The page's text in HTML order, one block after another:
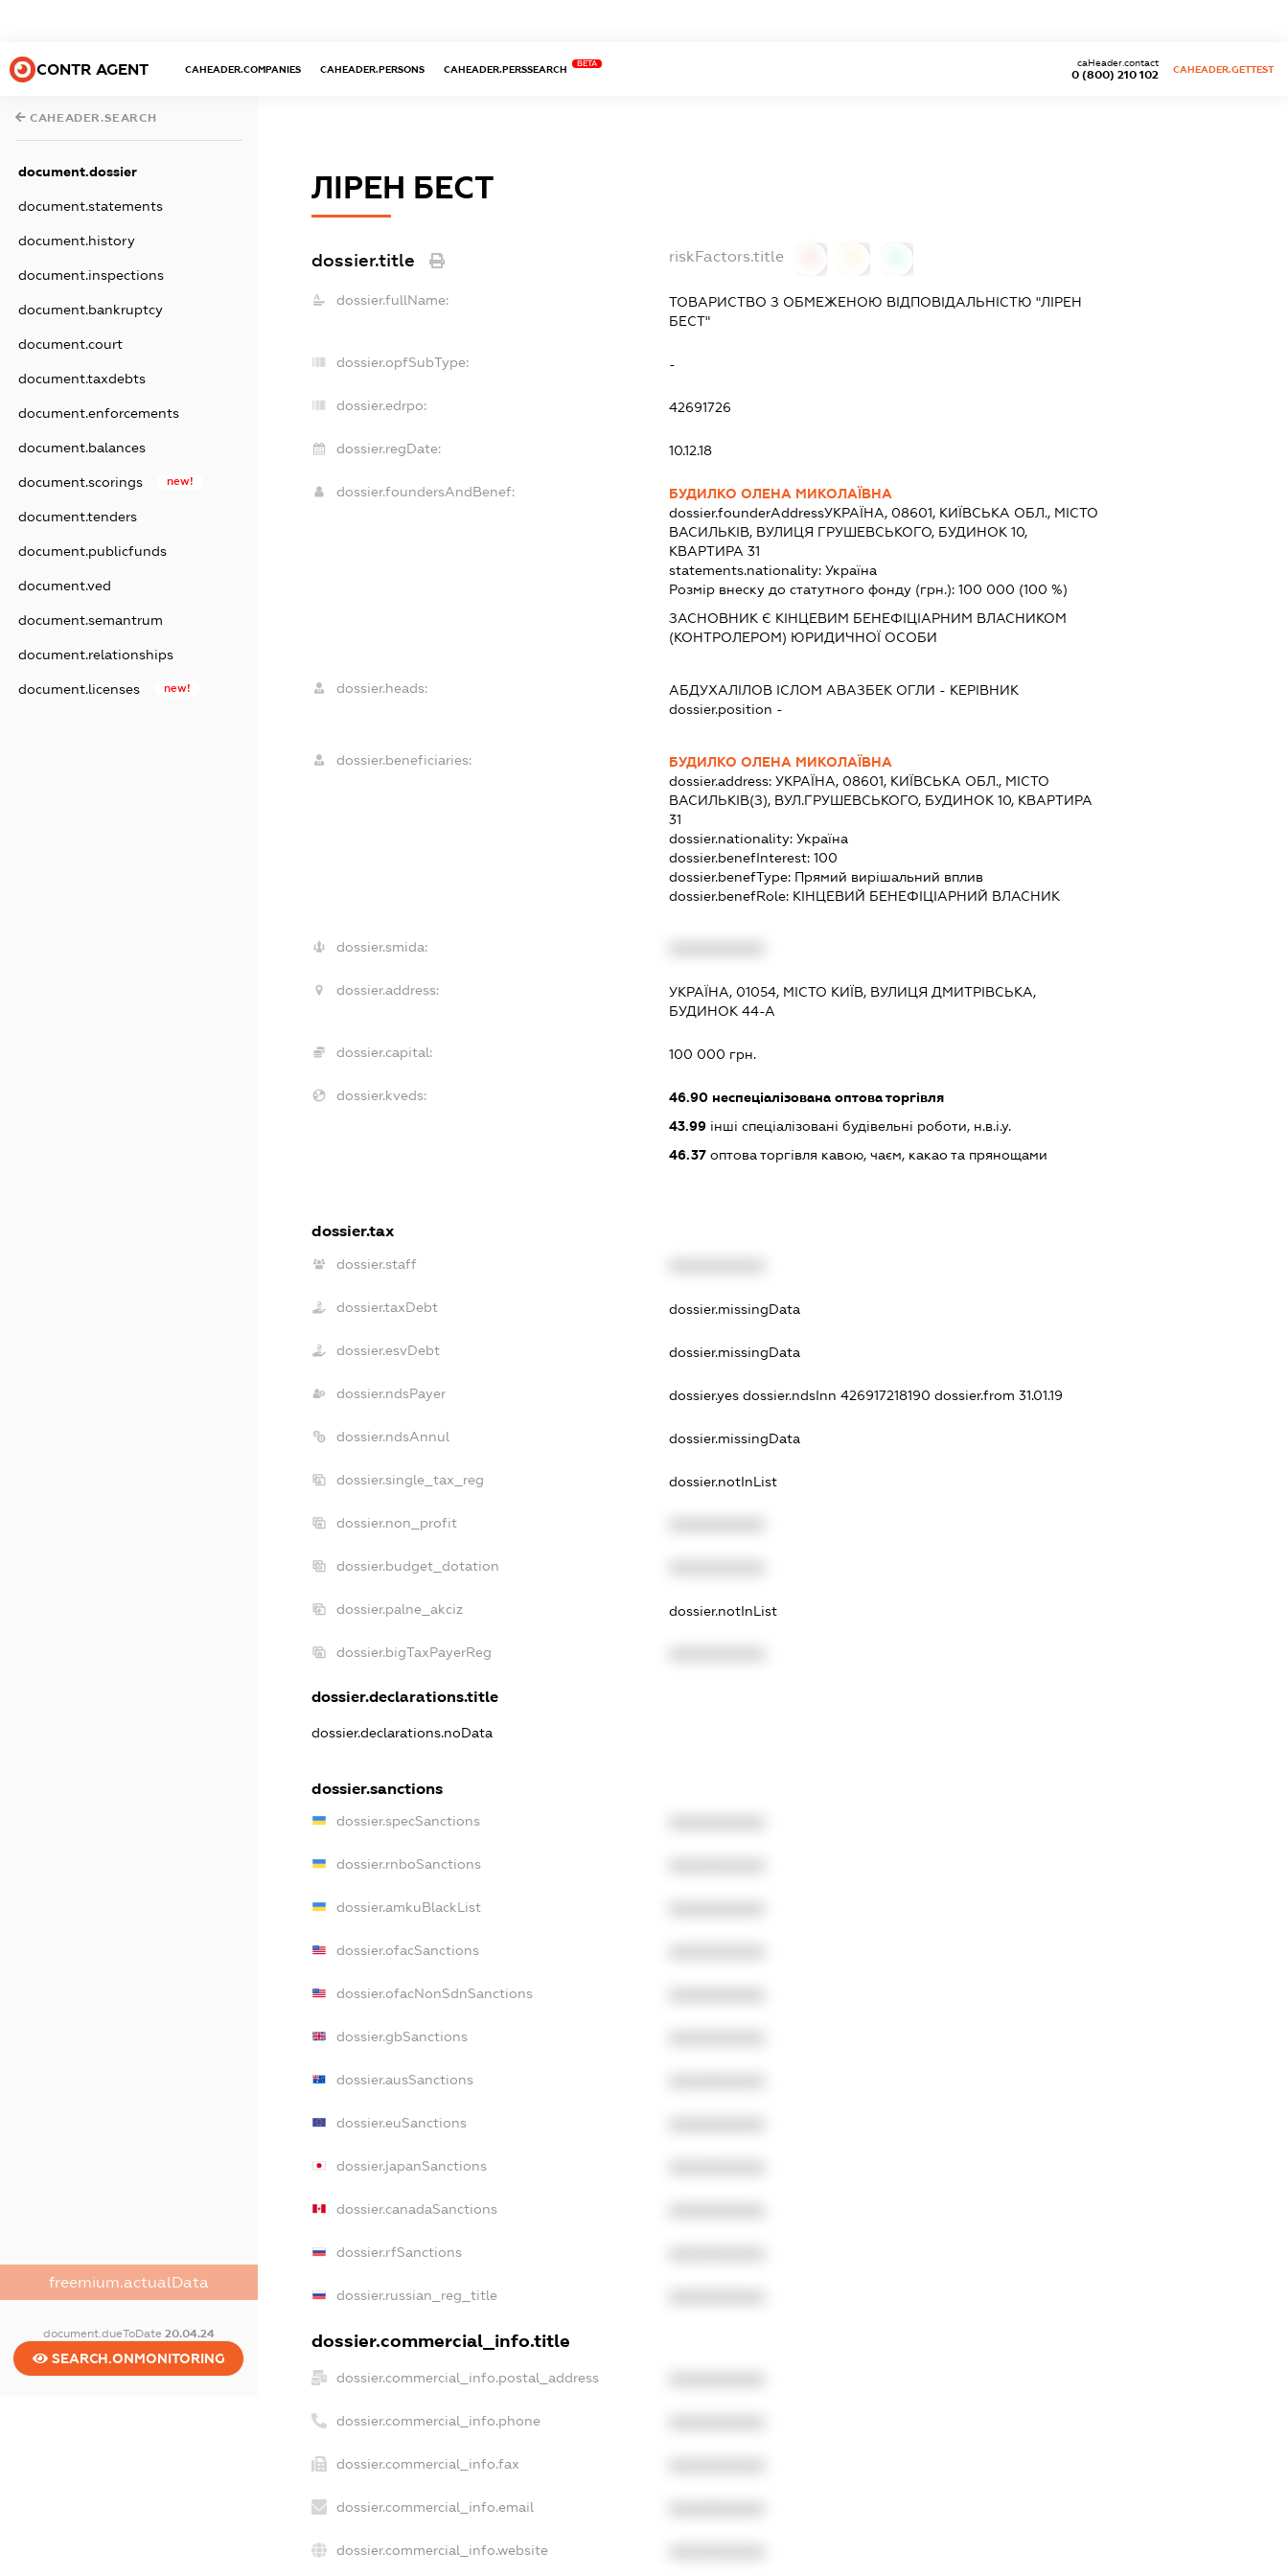
CONTR AGENT CAHEADER.COMPANIES CAHEADER.PERSONS CAHEADER.PERSSEARCH
BETA
0 (800) 210 102
caHeader.contact
CAHEADER.GETTEST
CAHEADER.SEARCH
document.dossier
document.statements
document.history
document.inspections
document.bankruptcy
document.court
document.taxdebts
document.enforcements
document.balances
document.scorings new!
document.tenders
document.publicfunds
document.ved
document.semantrum
document.relationships
document.licenses new!
freemium.actualData
document.dueToDate 20.04.24
SEARCH.ONMONITORING
ЛІРЕН БЕСТ
dossier.title riskFactors.title
dossier.fullName:
ТОВАРИСТВО З ОБМЕЖЕНОЮ ВІДПОВІДАЛЬНІСТЮ "ЛІРЕН
БЕСТ"
dossier.opfSubType: -
dossier.edrpo: 42691726
dossier.regDate: 10.12.18
dossier.foundersAndBenef:
БУДИЛКО ОЛЕНА МИКОЛАЇВНА
dossier.founderAddressУКРАЇНА, 08601, КИЇВСЬКА ОБЛ., МІСТО
ВАСИЛЬКІВ, ВУЛИЦЯ ГРУШЕВСЬКОГО, БУДИНОК 10,
КВАРТИРА 31
statements.nationality: Україна
Розмір внеску до статутного фонду (грн.): 100 000 (100 %)
ЗАСНОВНИК Є КІНЦЕВИМ БЕНЕФІЦІАРНИМ ВЛАСНИКОМ
(КОНТРОЛЕРОМ) ЮРИДИЧНОЇ ОСОБИ
dossier.heads: АБДУХАЛІЛОВ ІСЛОМ АВАЗБЕК ОГЛИ - КЕРІВНИК
dossier.position -
dossier.beneficiaries:
БУДИЛКО ОЛЕНА МИКОЛАЇВНА
dossier.address: УКРАЇНА, 08601, КИЇВСЬКА ОБЛ., МІСТО
ВАСИЛЬКІВ(З), ВУЛ.ГРУШЕВСЬКОГО, БУДИНОК 10, КВАРТИРА
31
dossier.nationality: Україна
dossier.benefInterest: 100
dossier.benefType: Прямий вирішальний вплив
dossier.benefRole: КІНЦЕВИЙ БЕНЕФІЦІАРНИЙ ВЛАСНИК
dossier.smida:
dossier.address:
УКРАЇНА, 01054, МІСТО КИЇВ, ВУЛИЦЯ ДМИТРІВСЬКА,
БУДИНОК 44-А
dossier.capital: 100 000 грн.
dossier.kveds: 46.90неспеціалізована оптова торгівля
43.99інші спеціалізовані будівельні роботи, н.в.і.у.
46.37оптова торгівля кавою, чаєм, какао та прянощами
dossier.tax
dossier.staff
dossier.taxDebt dossier.missingData
dossier.esvDebt dossier.missingData
dossier.ndsPayer dossier.yes dossier.ndsInn 426917218190 dossier.from 31.01.19
dossier.ndsAnnul dossier.missingData
dossier.single_tax_reg dossier.notInList
dossier.non_profit
dossier.budget_dotation
dossier.palne_akciz dossier.notInList
dossier.bigTaxPayerReg
dossier.declarations.title
dossier.declarations.noData
dossier.sanctions
dossier.specSanctions
dossier.rnboSanctions
dossier.amkuBlackList
dossier.ofacSanctions
dossier.ofacNonSdnSanctions
dossier.gbSanctions
dossier.ausSanctions
dossier.euSanctions
dossier.japanSanctions
dossier.canadaSanctions
dossier.rfSanctions
dossier.russian_reg_title
dossier.commercial_info.title
dossier.commercial_info.postal_address
dossier.commercial_info.phone
dossier.commercial_info.fax
dossier.commercial_info.email
dossier.commercial_info.website